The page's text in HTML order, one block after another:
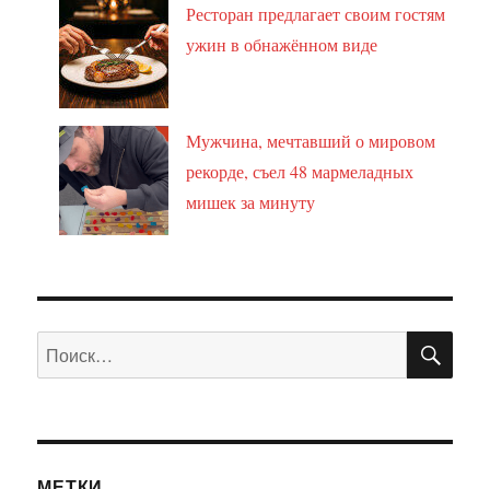
Ресторан предлагает своим гостям
ужин в обнажённом виде
Мужчина, мечтавший о мировом
рекорде, съел 48 мармеладных
мишек за минуту
Искать: